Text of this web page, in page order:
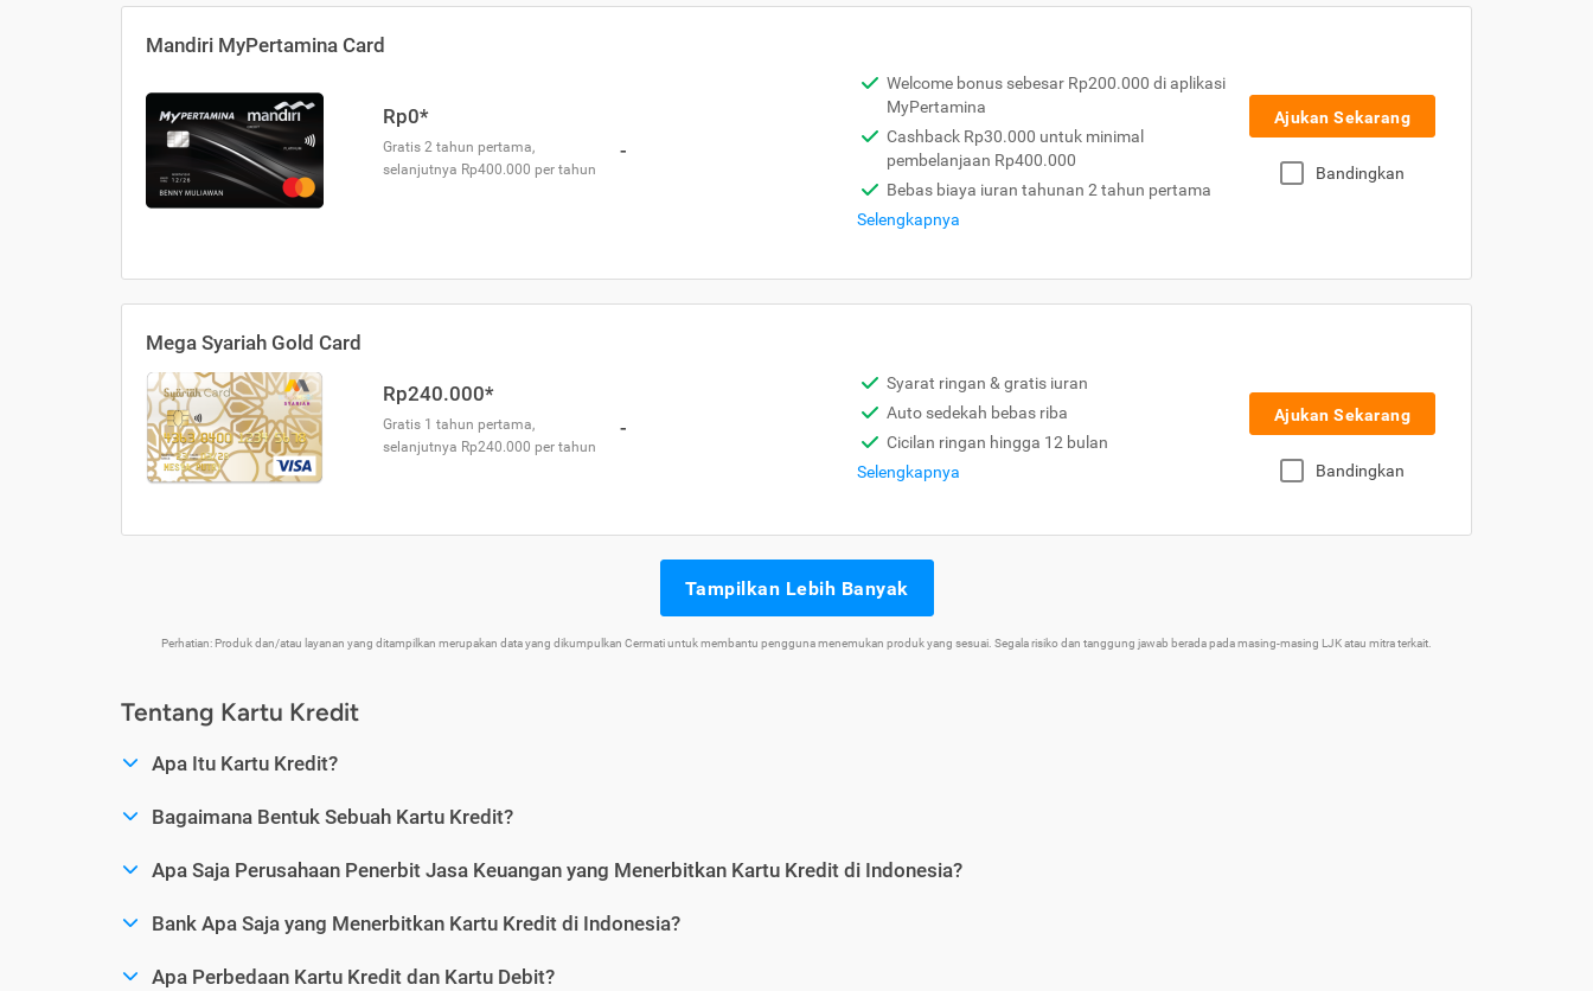
Mandiri MyPertamina Card
Rp0*
Gratis 2 tahun pertama,
selanjutnya Rp400.000 per tahun
-
Welcome bonus sebesar Rp200.000 di aplikasi
MyPertamina
Cashback Rp30.000 untuk minimal
pembelanjaan Rp400.000
Bebas biaya iuran tahunan 2 tahun pertama
Selengkapnya
Ajukan Sekarang
Bandingkan
Mega Syariah Gold Card
Rp240.000*
Gratis 1 tahun pertama,
selanjutnya Rp240.000 per tahun
-
Syarat ringan & gratis iuran
Auto sedekah bebas riba
Cicilan ringan hingga 12 bulan
Selengkapnya
Ajukan Sekarang
Bandingkan
Tampilkan Lebih Banyak
Perhatian: Produk dan/atau layanan yang ditampilkan merupakan data yang dikumpulkan Cermati untuk membantu pengguna menemukan produk yang sesuai. Segala risiko dan tanggung jawab berada pada masing-masing LJK atau mitra terkait.
Tentang Kartu Kredit
Apa Itu Kartu Kredit?
Bagaimana Bentuk Sebuah Kartu Kredit?
Apa Saja Perusahaan Penerbit Jasa Keuangan yang Menerbitkan Kartu Kredit di Indonesia?
Bank Apa Saja yang Menerbitkan Kartu Kredit di Indonesia?
Apa Perbedaan Kartu Kredit dan Kartu Debit?